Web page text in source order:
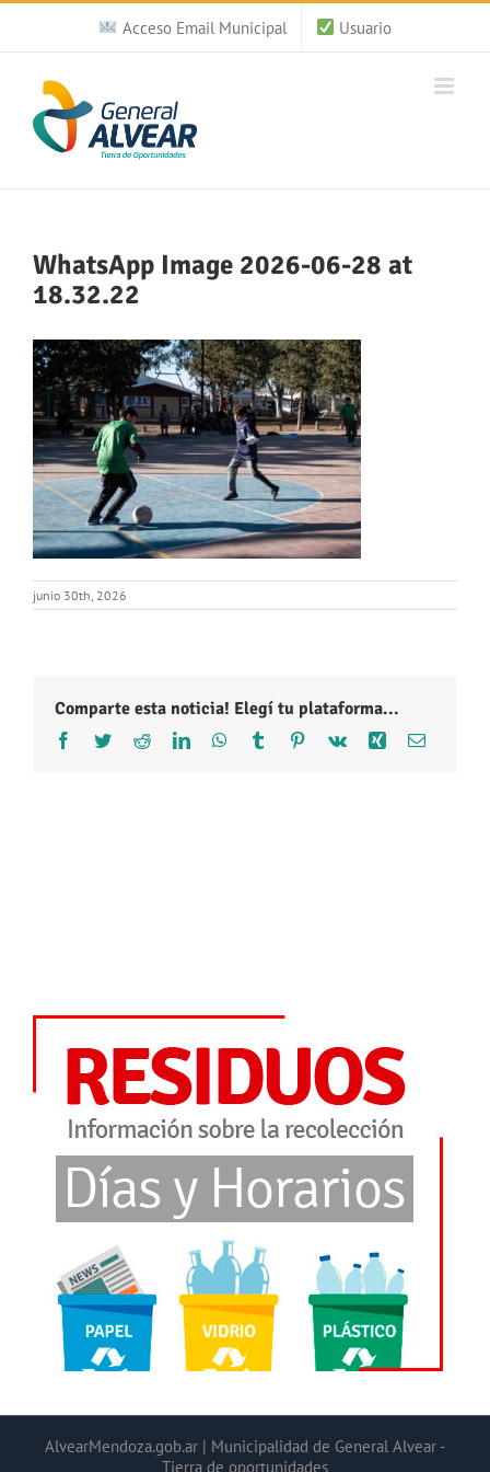
Saltar
contenido
Acceso Email Municipal Usuario
WhatsApp Image 2026-06-28 at
18.32.22
junio 30th, 2026
Comparte esta noticia! Elegí tu plataforma...
Facebook
TwitterRedditLinkedInWhatsApp
Tumblr Pinterest
Vk Xing Correo
AlvearMendoza.gob.ar | Municipalidad de General Alvear -
Tierra de oportunidades